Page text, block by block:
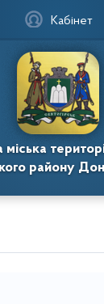
міська
району
Кабінет